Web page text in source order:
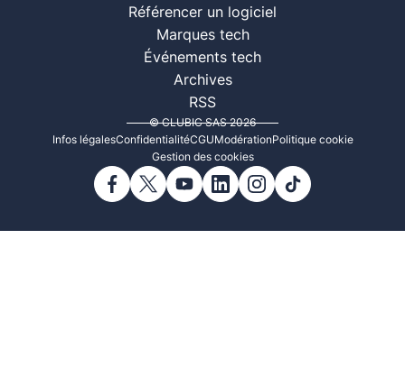
Référencer un logiciel
Marques tech
Événements tech
Archives
RSS
© CLUBIC SAS 2026
Infos légalesConfidentialitéCGUModérationPolitique cookie
Gestion des cookies